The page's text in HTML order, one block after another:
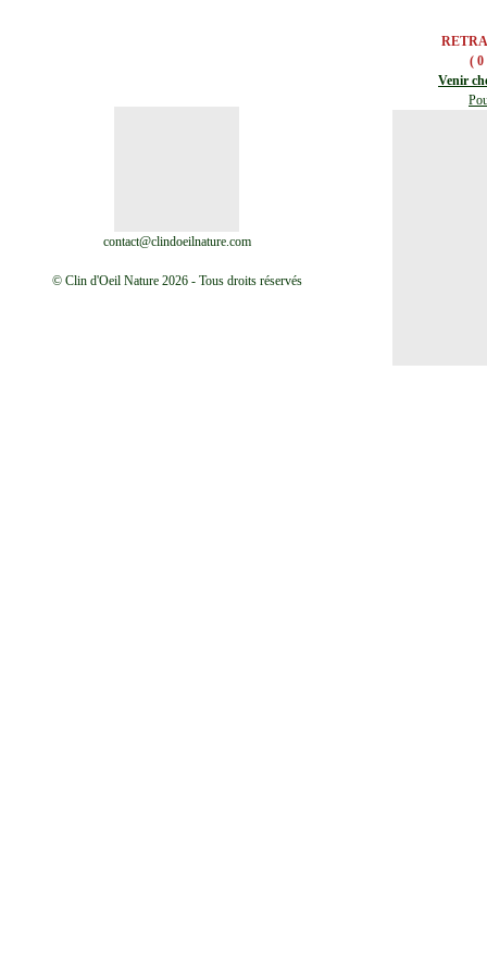
contact@clindoeilnature.com
© Clin d'Oeil Nature 2026 - Tous droits réservés
( 0
Venir